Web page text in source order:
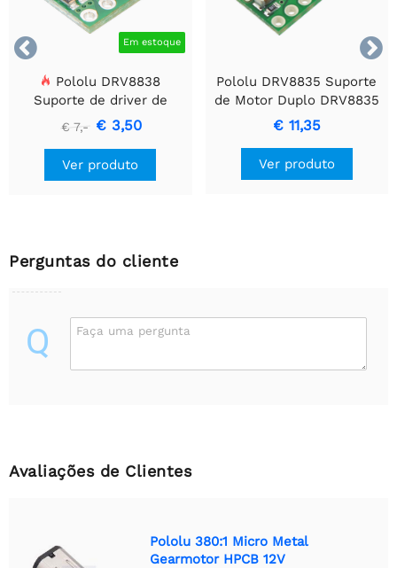

 Em estoque
Pololu DRV8838
Suporte de driver de
motor CC escovado
simples
€ 7,- € 3,50
Ver produto
Pololu DRV8835 Suporte
de Motor Duplo DRV8835
€ 11,35
Ver produto
Perguntas do cliente
Q Faça uma pergunta
Avaliações de Clientes
Pololu 380:1 Micro Metal
Gearmotor HPCB 12V